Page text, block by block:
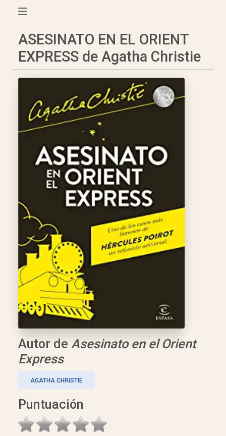
ASESINATO EN EL ORIENT
EXPRESS de Agatha Christie
Autor de Asesinato en el Orient
Express
AGATHA CHRISTIE
Puntuación